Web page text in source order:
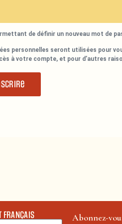
de définir un nouveau mot de
personnelles seront utilisées pour
à votre compte, et pour d’autres
FRANÇAIS
Abonnez-